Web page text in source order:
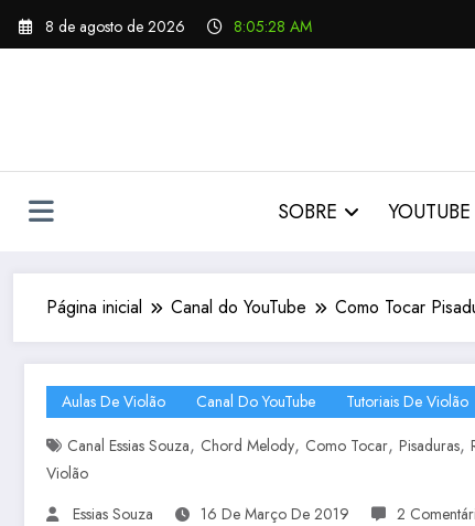
Pular
para
8 de agosto de 2026 8:05:29 AM
SOBRE YOUTUBE
Página inicial Canal do YouTube Como Tocar
Aulas De Violão Canal Do YouTube
Tutoriais De Violão
Canal Essias Souza, Chord Melody, Como Tocar, Pisaduras,
Violão
Essias Souza
16 De Março De 2019 2